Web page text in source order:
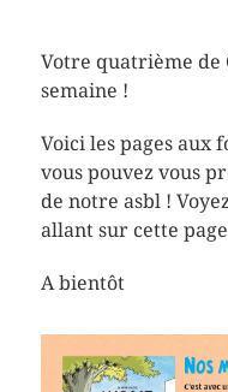
Votre quatrième de
semaine !
Voici les pages aux
vous pouvez vous
de notre asbl !
allant sur cette
A bientôt